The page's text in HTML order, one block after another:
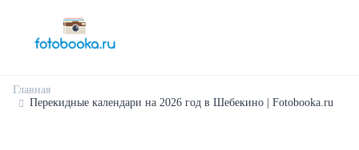
Главная
Перекидные календари на 2026 год в Шебекино | Fotobooka.ru